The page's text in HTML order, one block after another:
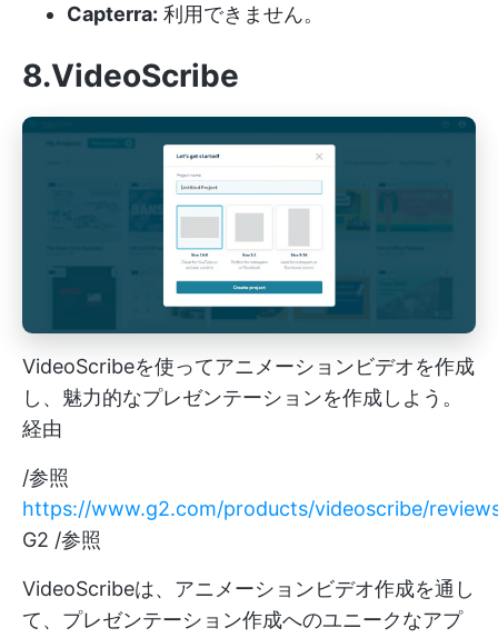
Capterra: 利用できません。
8.VideoScribe
VideoScribeを使ってアニメーションビデオを作成
し、魅力的なプレゼンテーションを作成しよう。
経由
/参照
https://www.g2.com/products/videoscribe/
G2 /参照
VideoScribeは、アニメーションビデオ作成を通し
て、プレゼンテーション作成へのユニークなアプ